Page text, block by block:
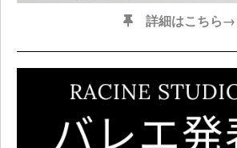
詳細はこちら→